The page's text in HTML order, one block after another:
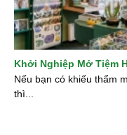
Khởi Nghiệp Mở Tiệm
Nếu bạn có khiếu thẩm
thì...